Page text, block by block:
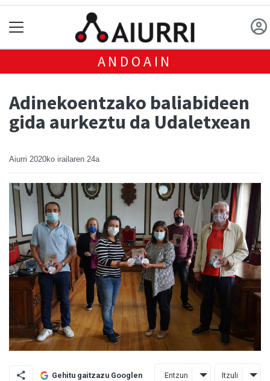
ANDOAIN
Adinekoentzako baliabideen
gida aurkeztu da Udaletxean
Aiurri 2020ko irailaren 24a
Gehitu gaitzazu Googlen Entzun Itzuli